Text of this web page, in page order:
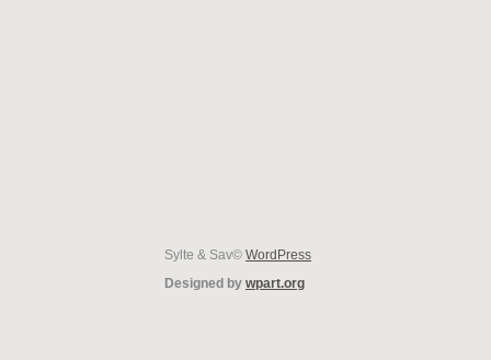
Sylte & Sav© WordPress
Designed by wpart.org